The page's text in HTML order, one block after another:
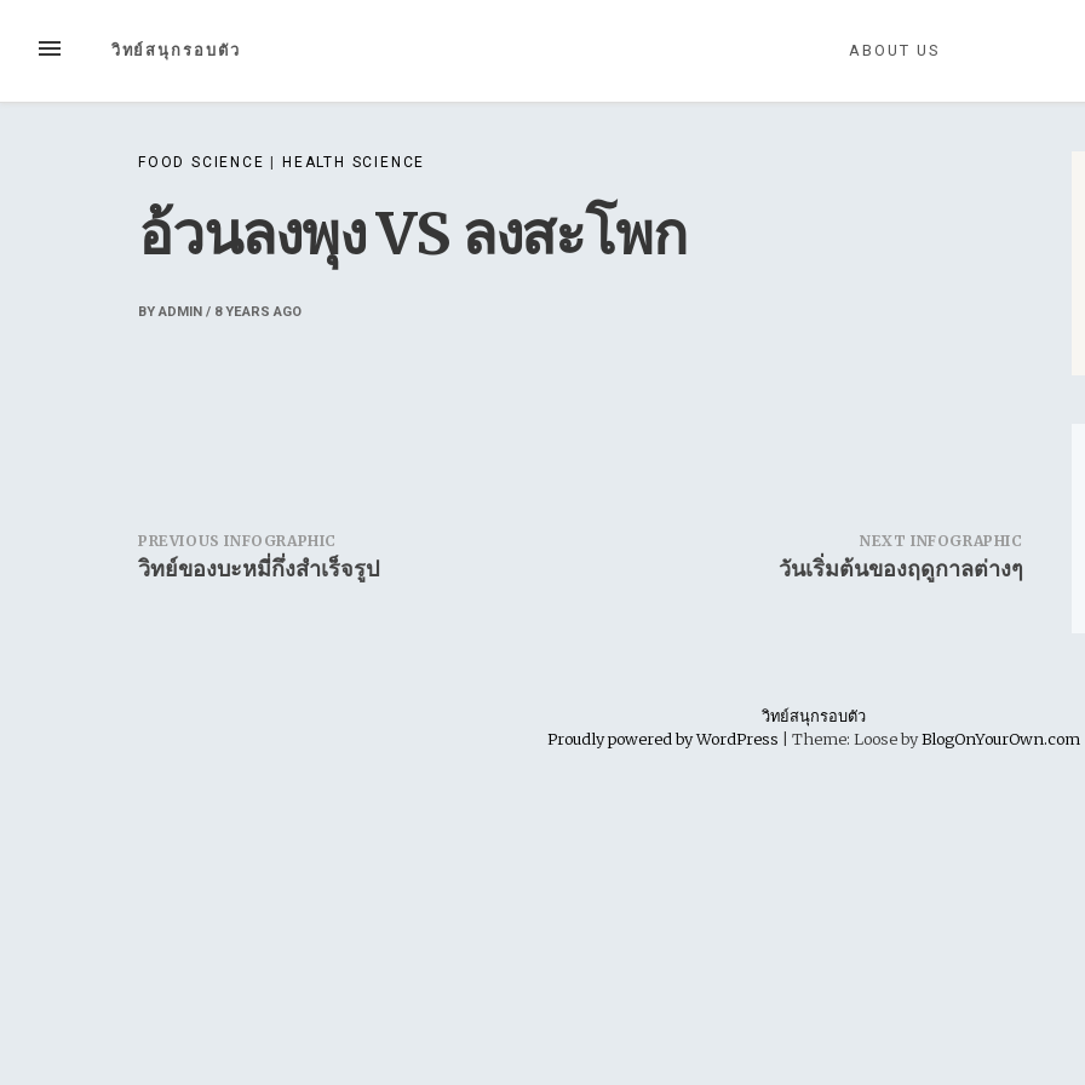
MENU วิทย์สนุกรอบตัว ABOUT US
FOOD SCIENCE HEALTH SCIENCE
อ้วนลงพุง VS ลงสะโพก
BYADMIN / 8 YEARS AGO
Post
PREVIOUS INFOGRAPHIC
วิทย์ของบะหมี่กึ่งสำเร็จรูป
NEXT INFOGRAPHIC
วันเริ่มต้นของฤดูกาลต่างๆ
วิทย์สนุกรอบตัว
Proudly powered by WordPress
Theme: Loose byBlogOnYourOwn.com